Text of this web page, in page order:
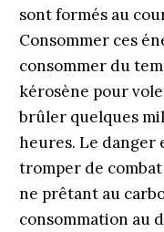
sont formés au
Consommer ces
consommer du
kérosène pour
brûler quelques
heures. Le danger
tromper de
ne prêtant au
consommation au